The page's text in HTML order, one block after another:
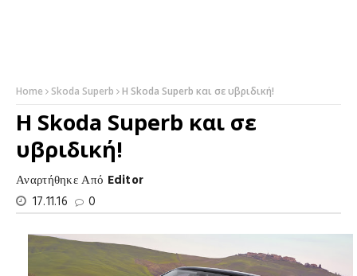
Home Skoda Superb Η Skoda Superb και σε υβριδική!
Η Skoda Superb και σε
υβριδική!
Αναρτήθηκε Από Editor
17.11.16
0